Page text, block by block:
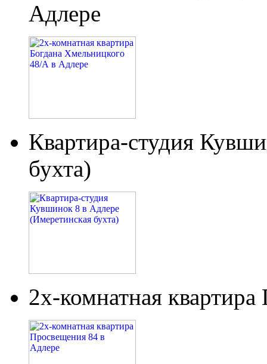
Адлере
Квартира-студия
бухта)
2х-комнатная